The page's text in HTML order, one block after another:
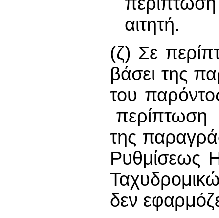
αιτητή.
(ζ) Σε
βάσει της
του
περίπτωση
της
Ρυθμίσεως
δεν